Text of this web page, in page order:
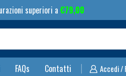
superiori a €79,00
input
FAQs Contatti Accedi